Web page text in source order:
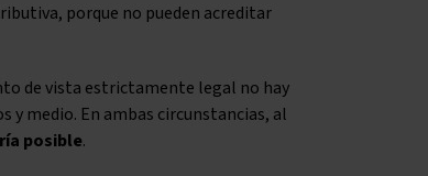
porque no pueden acreditar
de vista estrictamente legal no hay
y medio. En ambas circunstancias, al
posible.